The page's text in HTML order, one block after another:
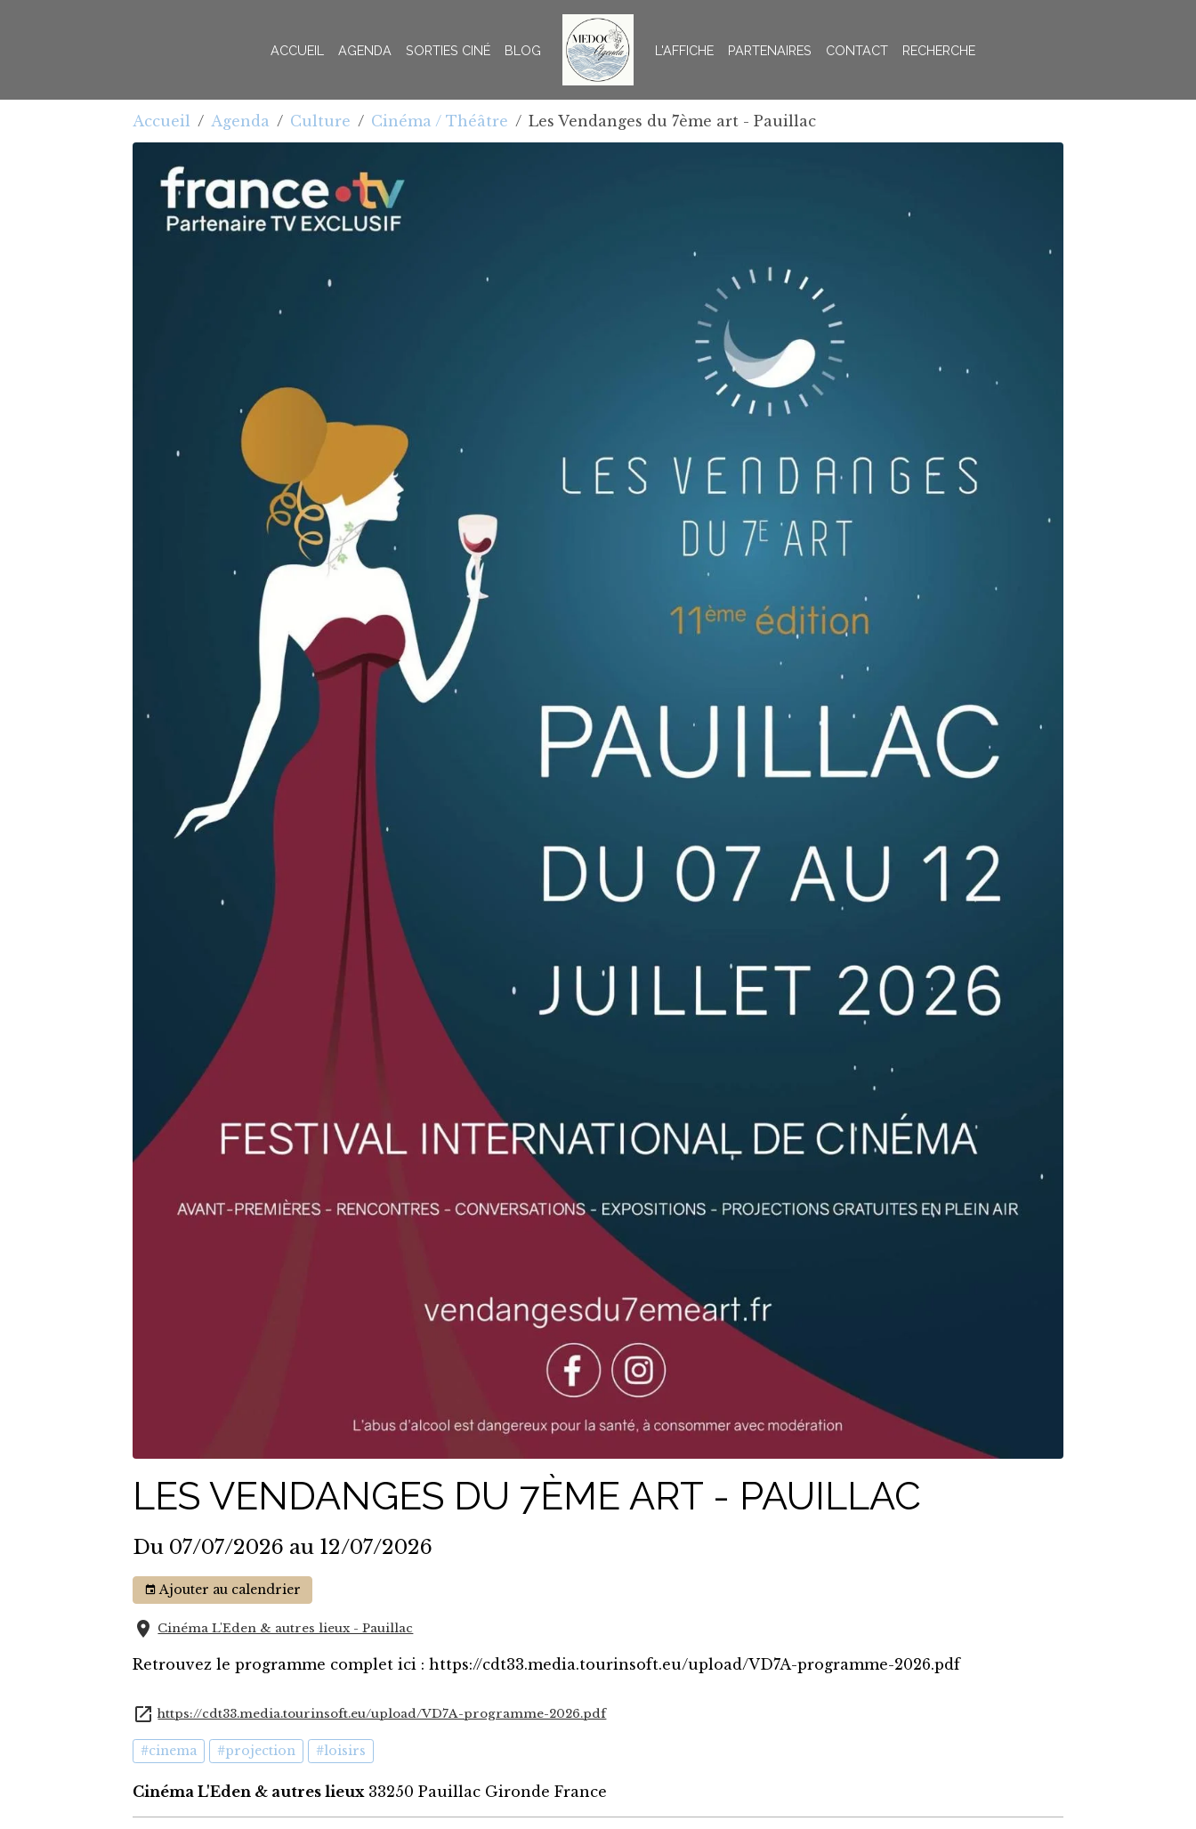
ACCUEIL AGENDA SORTIES CINÉ BLOG L'AFFICHE PARTENAIRES CONTACT RECHERCHE
Accueil Agenda Culture Cinéma / Théâtre Les Vendanges du 7ème art - Pauillac
LES VENDANGES DU 7ÈME ART - PAUILLAC
Du 07/07/2026 au 12/07/2026
Ajouter au calendrier
Cinéma L'Eden & autres lieux - Pauillac
Retrouvez le programme complet ici : https://cdt33.media.tourinsoft.eu/upload/VD7A-programme-2026.pdf
https://cdt33.media.tourinsoft.eu/upload/VD7A-programme-2026.pdf
#cinema #projection #loisirs
Cinéma L'Eden & autres lieux 33250 Pauillac Gironde France